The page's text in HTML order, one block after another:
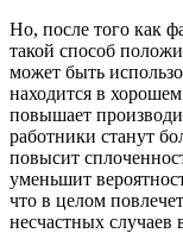
Но, после того как
такой способ
может быть
находится в
повышает
работники станут
повысит
уменьшит
что в целом
несчастных случаев